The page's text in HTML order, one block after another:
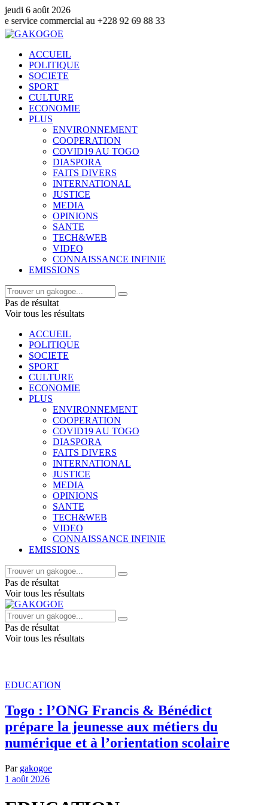
jeudi 6 août 2026
au +228 92 69 88 33
ACCUEIL
POLITIQUE
SOCIETE
SPORT
CULTURE
ECONOMIE
PLUS
ENVIRONNEMENT
COOPERATION
COVID19 AU TOGO
DIASPORA
FAITS DIVERS
INTERNATIONAL
JUSTICE
MEDIA
OPINIONS
SANTE
TECH&WEB
VIDEO
CONNAISSANCE INFINIE
EMISSIONS
Pas de résultat
Voir tous les résultats
ACCUEIL
POLITIQUE
SOCIETE
SPORT
CULTURE
ECONOMIE
PLUS
ENVIRONNEMENT
COOPERATION
COVID19 AU TOGO
DIASPORA
FAITS DIVERS
INTERNATIONAL
JUSTICE
MEDIA
OPINIONS
SANTE
TECH&WEB
VIDEO
CONNAISSANCE INFINIE
EMISSIONS
Pas de résultat
Voir tous les résultats
Pas de résultat
Voir tous les résultats
EDUCATION
Togo : l’ONG Francis & Bénédict
prépare la jeunesse aux métiers du
numérique et à l’orientation scolaire
Par gakogoe
1 août 2026